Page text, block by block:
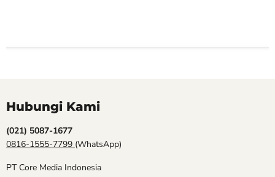
Hubungi Kami
(021) 5087-1677
0816-1555-7799 (WhatsApp)
PT Core Media Indonesia